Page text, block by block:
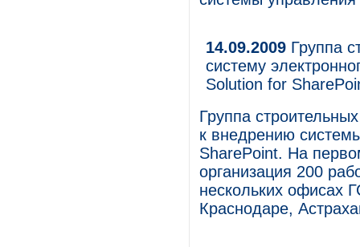
14.09.2009 Группа
систему
Solution for
Группа
к внедрению
SharePoint. На
организация 200
нескольких офисах
Краснодаре,